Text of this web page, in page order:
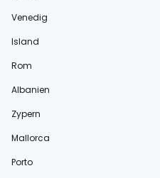
Venedig
Island
Rom
Albanien
Zypern
Mallorca
Porto